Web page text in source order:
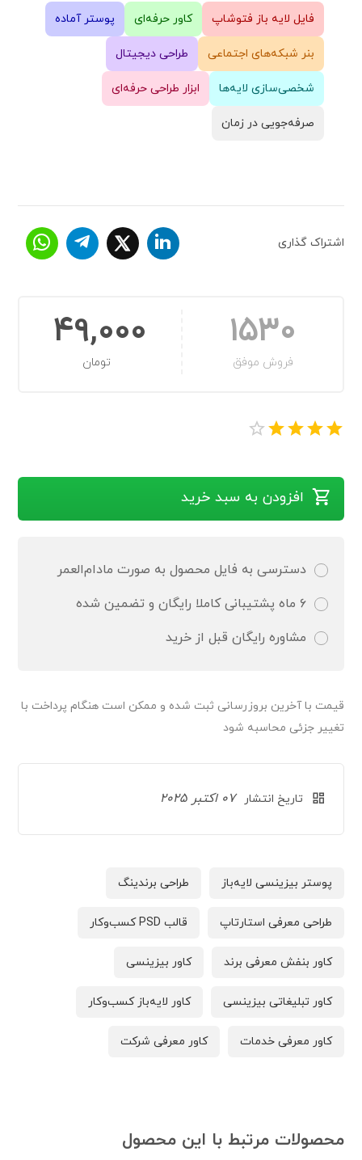
فایل لایه باز فتوشاپ کاور حرفه‌ای پوستر آماده
بنر شبکه‌های اجتماعی طراحی دیجیتال
شخصی‌سازی لایه‌ها ابزار طراحی حرفه‌ای
صرفه‌جویی در زمان
اشتراک گذاری
49,000
تومان
1530
فروش موفق
افزودن به سبد خرید
دسترسی به فایل محصول به صورت مادام‌العمر
۶ ماه پشتیبانی کاملا رایگان و تضمین شده
مشاوره رایگان قبل از خرید
قیمت‌ با آخرین بروزرسانی ثبت شده و ممکن است هنگام پرداخت با
تغییر جزئی محاسبه شود
تاریخ انتشار 07 اکتبر 2025
پوستر بیزینسی لایه‌باز طراحی برندینگ
طراحی معرفی استارتاپ قالب PSD کسب‌وکار
کاور بنفش معرفی برند کاور بیزینسی
کاور تبلیغاتی بیزینسی کاور لایه‌باز کسب‌وکار
کاور معرفی خدمات کاور معرفی شرکت
محصولات مرتبط با این محصول